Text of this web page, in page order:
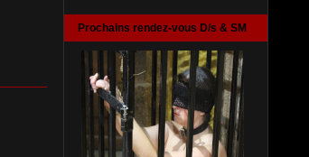
Prochains rendez-vous D/s & SM